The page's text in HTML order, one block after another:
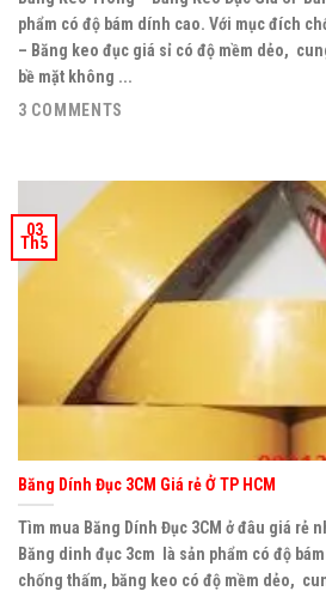
phẩm có độ bám dính cao. Với mục đích
– Băng keo đục giá sỉ có độ mềm dẻo,
bề mặt không ...
3 COMMENTS
Băng Dính Đục 3CM Giá rẻ Ở TP HCM
Tìm mua Băng Dính Đục 3CM ở đâu giá rẻ
Băng dinh đục 3cm là sản phẩm có độ
chống thấm, băng keo có độ mềm dẻo,
03
Th5